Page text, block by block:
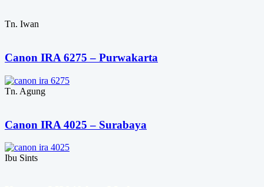
Tn. Iwan
Canon IRA 6275 – Purwakarta
Tn. Agung
Canon IRA 4025 – Surabaya
Ibu Sints